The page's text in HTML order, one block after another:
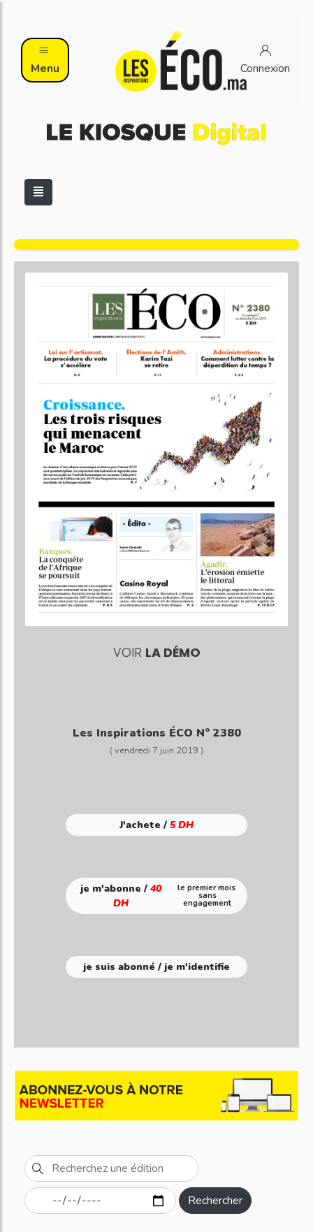
Menu Connexion
VOIR LA DÉMO
Les Inspirations ÉCO N° 2380
( vendredi 7 juin 2019 )
J'achete / 5 DH
je m'abonne /40
DH
le premier mois
sans
engagement
je suis abonné / je m'identifie
Rechercher